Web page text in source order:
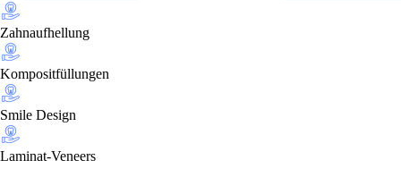
Zahnaufhellung
Kompositfüllungen
Smile Design
Laminat-Veneers